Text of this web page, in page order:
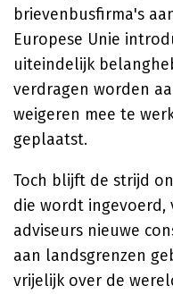
brievenbusfirma's
Europese Unie
uiteindelijk
verdragen worden
weigeren mee te
geplaatst.
Toch blijft de strijd
die wordt ingevoerd,
adviseurs nieuwe
aan landsgrenzen
vrijelijk over de